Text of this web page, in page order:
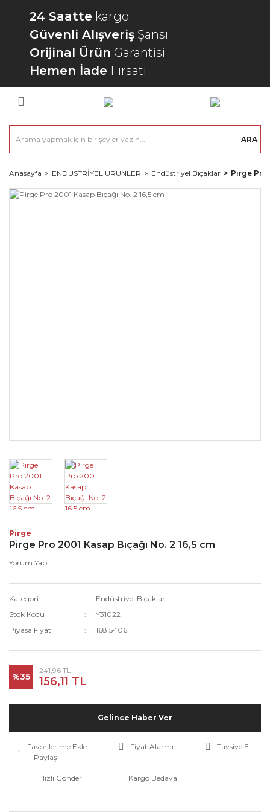
24 Saatte kargo
Güvenli Alışveriş Şansı
Orijinal Ürün Garantisi
Hemen İade Fırsatı
ARA
Anasayfa ENDÜSTRİYEL ÜRÜNLER Endüstriyel Bıçaklar Pirge Pro
Pirge
Pirge Pro 2001 Kasap Bıçağı No. 2 16,5 cm
Yorum Yap
Kategori
Endüstriyel Bıçaklar
Stok Kodu
Y31022
Piyasa Fiyatı
168.5406
%35
241,96 TL
156,11 TL
Gelince Haber Ver
Fiyat Alarmı
Tavsiye Et
Paylaş
Hızlı Gönderi Kargo Bedava